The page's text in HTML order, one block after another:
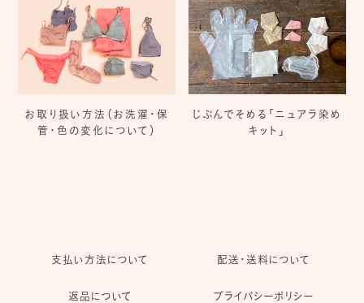
お取り扱い方法（お洗濯・保
管・色の変化について）
じぶんでそめる「ニュアラ染め
キット」
支払い方法について 配送・送料について
返品について プライバシーポリシー